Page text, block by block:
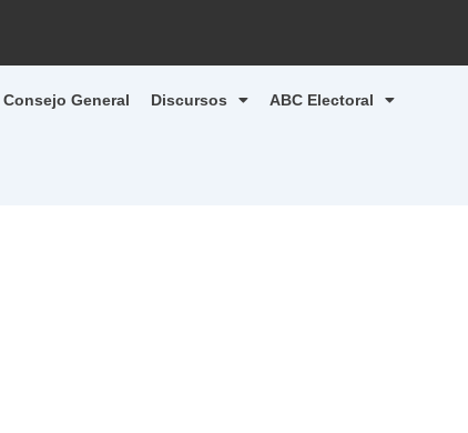
Consejo General Discursos ABC Electoral